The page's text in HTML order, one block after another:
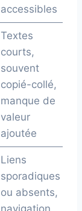
accessibles
Textes
courts,
souvent
copié-collé,
manque de
valeur
ajoutée
Liens
sporadiques
ou absents,